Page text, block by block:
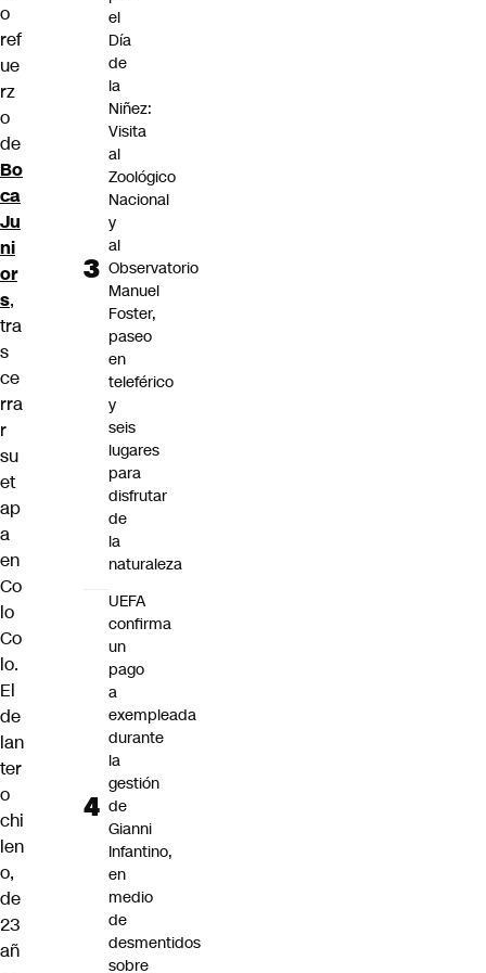
o
ref
ue
rz
o
de
Bo
ca
Ju
ni
or
s,
tra
s
ce
rra
r
su
et
ap
a
en
Co
lo
Co
lo.
El
de
lan
ter
o
chi
len
o,
de
23
añ
el
Día
de
la
Niñez:
Visita
al
Zoológico
Nacional
y
al
Observatorio
Manuel
Foster,
paseo
en
teleférico
y
seis
lugares
para
disfrutar
de
la
naturaleza
UEFA
confirma
un
pago
a
exempleada
durante
la
gestión
de
Gianni
Infantino,
en
medio
de
desmentidos
sobre